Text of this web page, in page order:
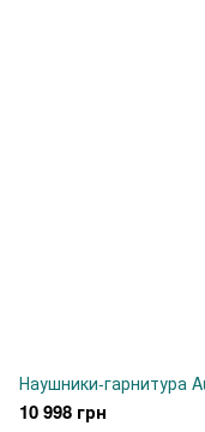
Наушники-гарнитура
10 998 грн